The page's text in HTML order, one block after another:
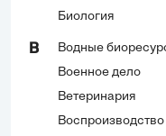
Биология
В
Водные
Военное дело
Ветеринария